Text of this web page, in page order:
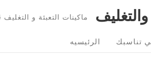
ماكينات التعبئة و التغليف 01211116954 – 01211116956 – 01211116958
تناسبك الرئيسيه